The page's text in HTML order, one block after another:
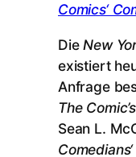
Comics‘
DieNew
existiert
Anfrage
The
Sean L.